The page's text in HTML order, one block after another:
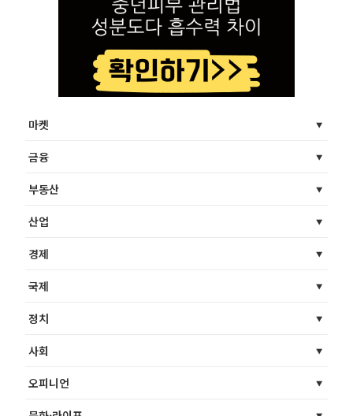
마켓
금융
부동산
산업
경제
국제
정치
사회
오피니언